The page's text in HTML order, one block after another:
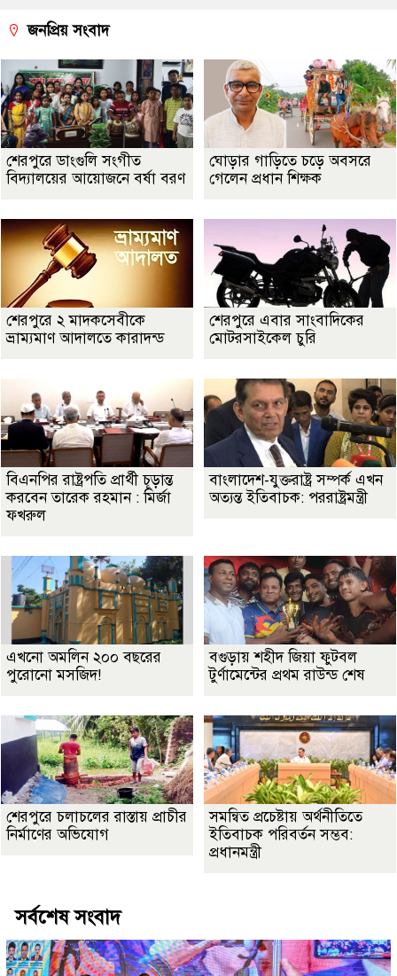
জনপ্রিয় সংবাদ
শেরপুরে ডাংগুলি সংগীত
বিদ্যালয়ের আয়োজনে বর্ষা বরণ
ঘোড়ার গাড়িতে চড়ে অবসরে
গেলেন প্রধান শিক্ষক
শেরপুরে ২ মাদকসেবীকে
ভ্রাম্যমাণ আদালতে কারাদন্ড
শেরপুরে এবার সাংবাদিকের
মোটরসাইকেল চুরি
বিএনপির রাষ্ট্রপতি প্রার্থী চূড়ান্ত
করবেন তারেক রহমান : মির্জা
ফখরুল
বাংলাদেশ-যুক্তরাষ্ট্র সম্পর্ক এখন
অত্যন্ত ইতিবাচক: পররাষ্ট্রমন্ত্রী
এখনো অমলিন ২০০ বছরের
পুরোনো মসজিদ!
বগুড়ায় শহীদ জিয়া ফুটবল
টুর্ণামেন্টের প্রথম রাউন্ড শেষ
শেরপুরে চলাচলের রাস্তায় প্রাচীর
নির্মাণের অভিযোগ
সমন্বিত প্রচেষ্টায় অর্থনীতিতে
ইতিবাচক পরিবর্তন সম্ভব:
প্রধানমন্ত্রী
সর্বশেষ সংবাদ